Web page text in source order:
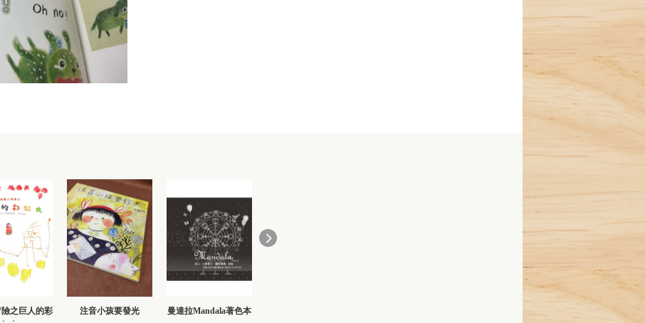
之巨人的彩
注音小孩要發光 曼達拉Mandala著色本 雷克斯的痛痛牙樣